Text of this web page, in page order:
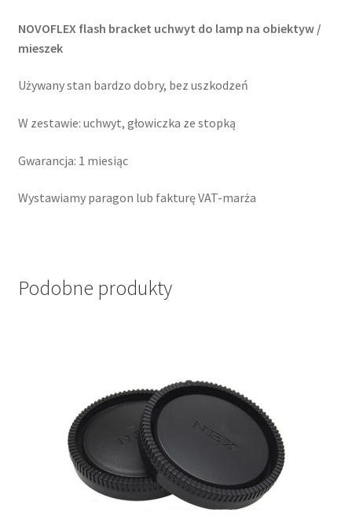
NOVOFLEX flash bracket uchwyt do lamp na obiektyw /
mieszek
Używany stan bardzo dobry, bez uszkodzeń
W zestawie: uchwyt, głowiczka ze stopką
Gwarancja: 1 miesiąc
Wystawiamy paragon lub fakturę VAT-marża
Podobne produkty